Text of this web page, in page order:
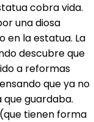
cobra vida.
una diosa
en la estatua. La
descubre que
a reformas
que ya no
guardaba.
tienen forma